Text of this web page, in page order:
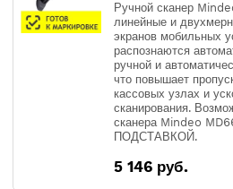
Ручной сканер
линейные и
экранов мобильных
распознаются
ручной и
что повышает
кассовых узлах и
сканирования.
сканера Mindeo
ПОДСТАВКОЙ.
5 146 руб.